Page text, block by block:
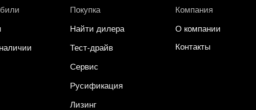
Компания
Покупка
Найти дилера О компании
Тест-драйв Контакты
Сервис
Русификация
Лизинг